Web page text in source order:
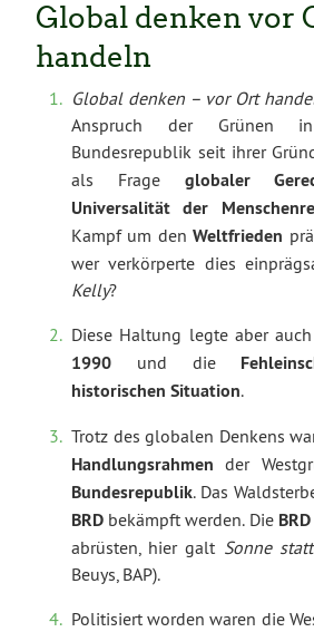
Global denken vor
handeln
Global denken – vor Ort
Anspruch der Grünen
Bundesrepublik seit ihrer
als Frage globaler
Universalität der
Kampf um denWeltfrieden
wer verkörperte dies
Kelly?
Diese Haltung legte aber
1990 und die
historischen Situation.
Trotz des globalen Denkens
Handlungsrahmender
Bundesrepublik. Das
BRD bekämpft werden. Die BRD
abrüsten, hier galt Sonne
Beuys, BAP).
Politisiert worden waren die